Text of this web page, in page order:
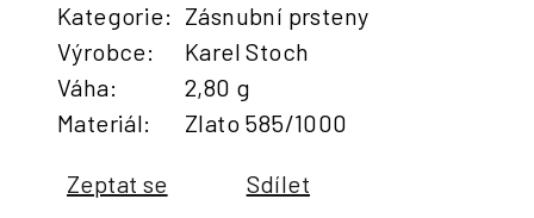
Kategorie: Zásnubní prsteny
Výrobce:
Karel Stoch
Váha:
2,80 g
Materiál: Zlato 585/1000
Zeptat se Sdílet